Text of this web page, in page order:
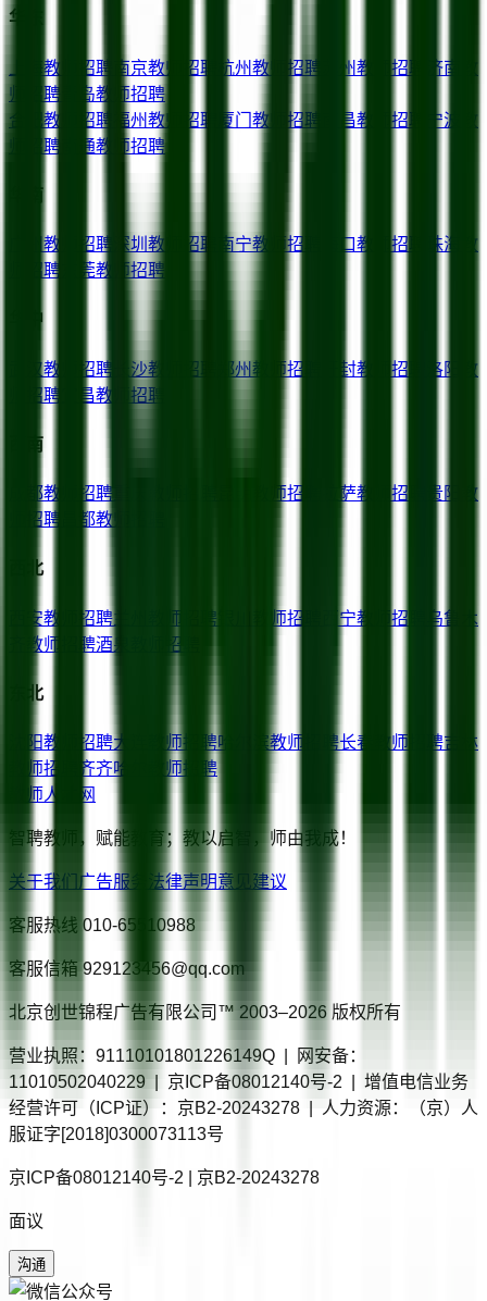
华东
教师招聘 南京教师招聘 杭州教师招聘 苏州教师招聘 济南
师招聘
青岛教师招聘
合肥教师招聘 福州教师招聘 厦门 教师招聘 南昌教师招聘 宁波
师招聘
南通教师招聘
华南
教师招聘 深圳 教师招聘 南宁教师招聘 海口教师招聘 珠海
教
师招聘
东莞教师招聘
华中
武汉教师招聘 长沙教师招聘 郑州教师招聘 开封教师招聘 洛阳
教
师招聘
宜昌教师招聘
西南
成都教师招聘 教师招聘 拉萨教师招聘 贵阳
教
师招聘
昌都教师招聘
西北
西安教师招聘兰州 教师招聘 教师招聘 西宁教师招聘
乌鲁木
教师招聘酒泉 教师招聘
东北
沈阳教师招聘大连 教师招聘哈尔滨教师招聘长春 教师招聘吉林
教师招聘
齐齐哈尔
教师招聘
教师人才网
智聘教师，赋能教育；教以启智，师由我成！
关于我们 广告服务 法律声明意见建议
客服热线 010-65510988
客服信箱 929123456@qq.com
北京创世锦程广告有限公司™ 2003–2026 版权所有
营业执照：91110101801226149Q | 网安备：
11010502040229 | 京ICP备08012140号-2 | 增值电信业务
经营许可（ICP证）：京B2-20243278 | 人力资源：（京）人
服证字[2018]0300073113号
京ICP备08012140号-2 | 京B2-20243278
面议
沟通